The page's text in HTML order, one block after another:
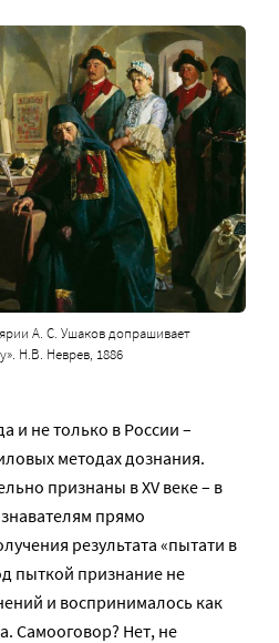
А. С. Ушаков допрашивает
Н.В. Неврев, 1886
и не только в России –
методах дознания.
признаны в XV веке – в
прямо
результата «пытати в
пыткой признание не
и воспринималось как
Самооговор? Нет, не